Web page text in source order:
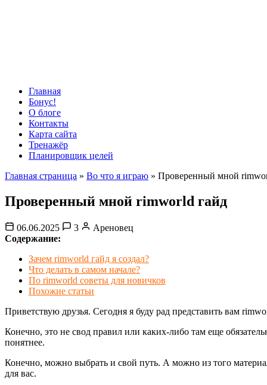
Главная
Бонус!
О блоге
Контакты
Карта сайта
Тренажёр
Планировщик целей
Главная страница » Во что я играю » Проверенный мной
Проверенный мной rimworld гайд
06.06.2025 3
Ареновец
Содержание:
Зачем rimworld гайд я создал?
Что делать в самом начале?
По rimworld советы для новичков
Похожие статьи
Приветствую друзья. Сегодня я буду рад представить вам
Конечно, это не свод правил или каких-либо там еще
понятнее.
Конечно, можно выбрать и свой путь. А можно из того
для вас.